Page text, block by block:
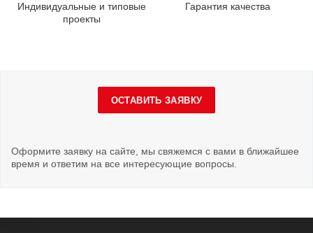
Индивидуальные и типовые
проекты
Гарантия качества
ОСТАВИТЬ ЗАЯВКУ
Оформите заявку на сайте, мы свяжемся с вами в ближайшее
время и ответим на все интересующие вопросы.